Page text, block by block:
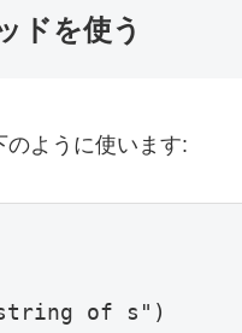
ドを使う
のように使います:
of s"